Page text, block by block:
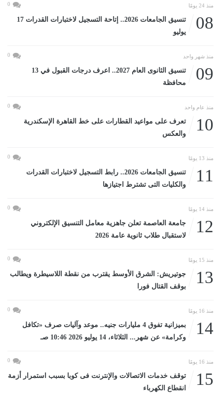
منذ 24 يومًا 0
08
تنسيق الجامعات 2026.. إتاحة التسجيل لاختبارات القدرات 17
يوليو
منذ شهر واحد 0
09
تنسيق الثانوى العام 2027.. اعرف درجات القبول في 13
محافظة
منذ عام واحد 0
10
تعرف على مواعيد القطارات على خط القاهرة الإسكندرية
والعكس
منذ 13 يومًا 0
11
تنسيق الجامعات 2026.. رابط التسجيل لاختبارات القدرات
والكليات التى تشترط اجتيازها
منذ 14 يومًا 0
12
جامعة العاصمة تعلن جاهزية معامل التنسيق الإلكتروني
لاستقبال طلاب ثانوية عامة 2026
منذ 15 يومًا 0
13
جوتيريش: الشرق الأوسط يقترب من نقطة اللاسيطرة ويطالب
بوقف القتال فورا
منذ 16 يومًا 0
14
بميزانية تفوق 4 مليارات جنيه.. موعد وآليات صرف «تكافل
وكرامة» عن شهر... الثلاثاء، 14 يوليو 2026 10:46 صـ
منذ 16 يومًا 0
15
توقف خدمات الاتصالات والإنترنت فى كوبا بسبب استمرار أزمة
انقطاع الكهرباء